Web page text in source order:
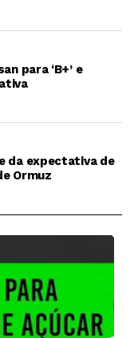
para ‘B+’ e
da expectativa de
Ormuz